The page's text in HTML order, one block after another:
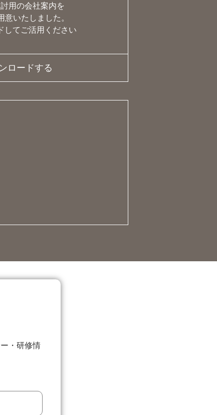
用の会社案内を
意いたしました。
してご活用ください
ロードする
・研修情